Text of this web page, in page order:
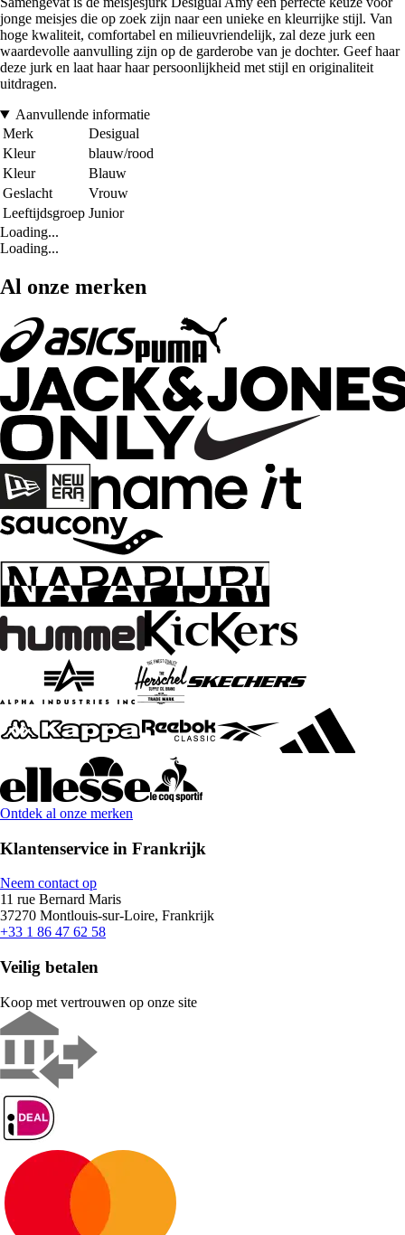
jonge meisjes die op zoek zijn naar een unieke en kleurrijke stijl. Van
hoge kwaliteit, comfortabel en milieuvriendelijk, zal deze jurk een
waardevolle aanvulling zijn op de garderobe van je dochter. Geef haar
deze jurk en laat haar haar persoonlijkheid met stijl en originaliteit
uitdragen.
Aanvullende informatie
Merk
Desigual
Kleur
blauw/rood
Kleur
Blauw
Geslacht
Vrouw
Leeftijdsgroep Junior
Loading...
Loading...
Al onze merken
Ontdek al onze merken
Klantenservice in Frankrijk
Neem contact op
11 rue Bernard Maris
37270 Montlouis-sur-Loire, Frankrijk
+33 1 86 47 62 58
Veilig betalen
Koop met vertrouwen op onze site